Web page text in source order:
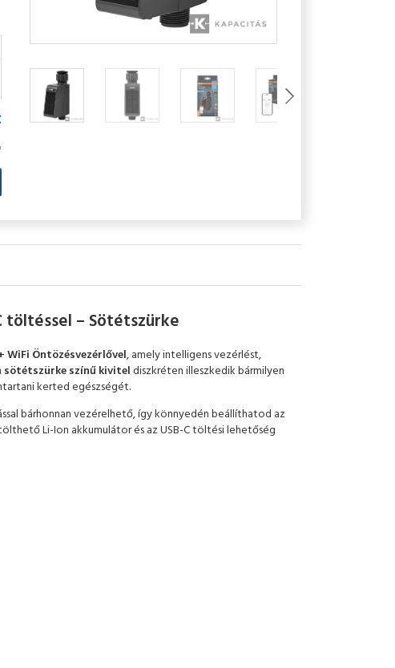
töltéssel – Sötétszürke
WiFi Öntözésvezérlővel, amely intelligens vezérlést,
sötétszürke színű kiviteldiszkréten illeszkedik bármilyen
kerted egészségét.
bárhonnan vezérelhető, így könnyedén beállíthatod az
Li-Ion akkumulátor és az USB-C töltési lehetőség